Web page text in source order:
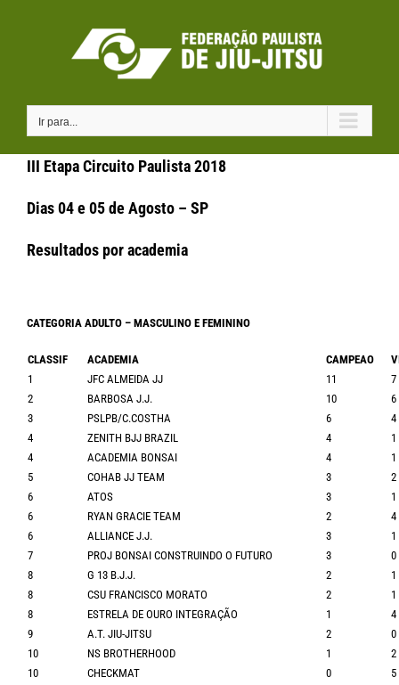
Ir para...
III Etapa Circuito Paulista 2018
Dias 04 e 05 de Agosto – SP
Resultados por academia
CATEGORIA ADULTO – MASCULINO E FEMININO
CLASSIF ACADEMIA CAMPEAO
1
JFC ALMEIDA JJ 11
7
2
BARBOSA J.J. 10
6
3
PSLPB/C.COSTHA 6
4
4
ZENITH BJJ BRAZIL 4
1
4
ACADEMIA BONSAI 4
1
5
COHAB JJ TEAM 3
2
6
ATOS 3
1
6
RYAN GRACIE TEAM 2
4
6
ALLIANCE J.J. 3
1
7
PROJ BONSAI CONSTRUINDO O FUTURO 3
0
8
G 13 B.J.J. 2
1
8
CSU FRANCISCO MORATO 2
1
8
ESTRELA DE OURO INTEGRAÇÃO 1
4
9
A.T. JIU-JITSU 2
0
10
NS BROTHERHOOD 1
2
10
CHECKMAT 0
5